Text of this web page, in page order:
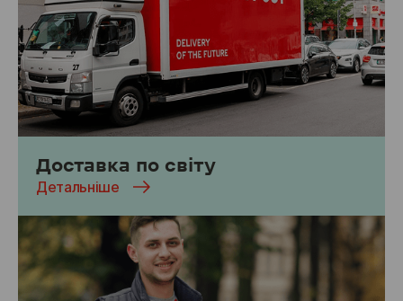
Доставка по світу
Детальніше